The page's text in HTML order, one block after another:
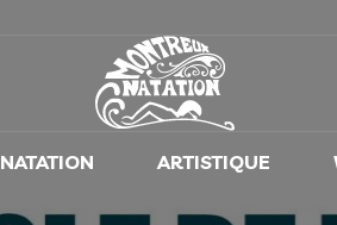
NATATION ARTISTIQUE